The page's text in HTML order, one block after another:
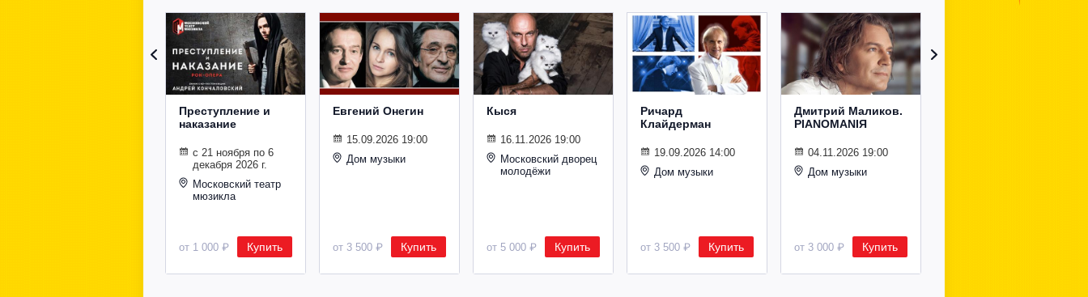
Преступление и
наказание
с 21 ноября по 6
декабря 2026 г.
Московский театр
мюзикла
от 1 000 ₽ Купить
Евгений Онегин
15.09.2026 19:00
Дом музыки
от 3 500 ₽ Купить
Кыся
16.11.2026 19:00
Московский дворец
молодёжи
от 5 000 ₽ Купить
Ричард
Клайдерман
19.09.2026 14:00
Дом музыки
от 3 500 ₽ Купить
Дмитрий Маликов.
PIANOMANIЯ
04.11.2026 19:00
Дом музыки
от 3 000 ₽ Купить